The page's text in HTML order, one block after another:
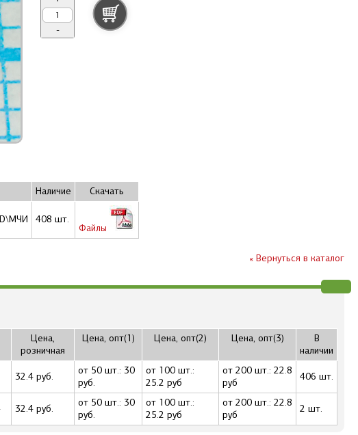
-
Наличие Скачать
408 шт.
Файлы
« Вернуться в каталог
Цена,
розничная
Цена, опт(1) Цена, опт(2) Цена, опт(3)
В
наличии
32.4 руб.
от 50 шт.: 30
руб.
от 100 шт.:
25.2 руб
от 200 шт.: 22.8
руб
406 шт.
32.4 руб.
от 50 шт.: 30
руб.
от 100 шт.:
25.2 руб
от 200 шт.: 22.8
руб
2 шт.